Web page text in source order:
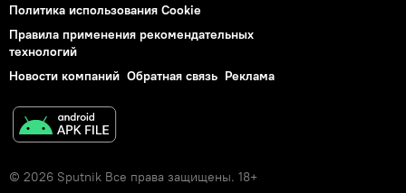
Политика использования Cookie
Правила применения рекомендательных
технологий
Новости компаний Обратная связь Реклама
© 2026 Sputnik Все права защищены. 18+